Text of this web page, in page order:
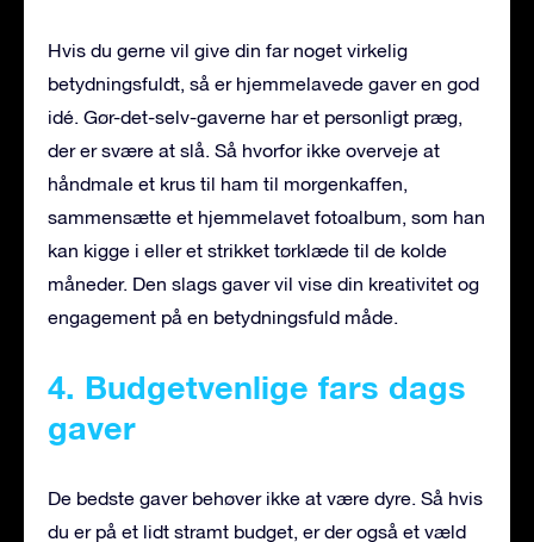
Hvis du gerne vil give din far noget virkelig
betydningsfuldt, så er hjemmelavede gaver en god
idé. Gør-det-selv-gaverne har et personligt præg,
der er svære at slå. Så hvorfor ikke overveje at
håndmale et krus til ham til morgenkaffen,
sammensætte et hjemmelavet fotoalbum, som han
kan kigge i eller et strikket tørklæde til de kolde
måneder. Den slags gaver vil vise din kreativitet og
engagement på en betydningsfuld måde.
4. Budgetvenlige fars dags
gaver
De bedste gaver behøver ikke at være dyre. Så hvis
du er på et lidt stramt budget, er der også et væld